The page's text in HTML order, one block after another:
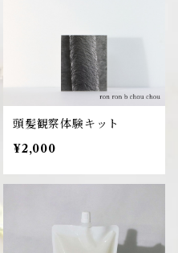
頭髪観察体験キット
¥2,000